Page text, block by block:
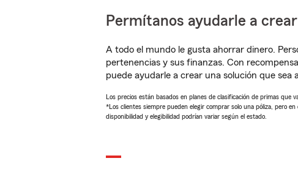
Permítanos ayudarle a
A todo el mundo le gusta ahorrar dinero.
pertenencias y sus finanzas. Con
puede ayudarle a crear una solución que sea
Los precios están basados en planes de clasificación de primas que
*Los clientes siempre pueden elegir comprar solo una póliza, pero
disponibilidad y elegibilidad podrían variar según el estado.